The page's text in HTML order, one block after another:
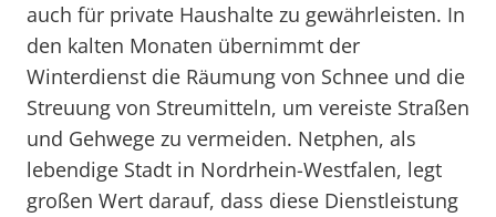
auch für private Haushalte zu gewährleisten. In
den kalten Monaten übernimmt der
Winterdienst die Räumung von Schnee und die
Streuung von Streumitteln, um vereiste Straßen
und Gehwege zu vermeiden. Netphen, als
lebendige Stadt in Nordrhein-Westfalen, legt
großen Wert darauf, dass diese Dienstleistung